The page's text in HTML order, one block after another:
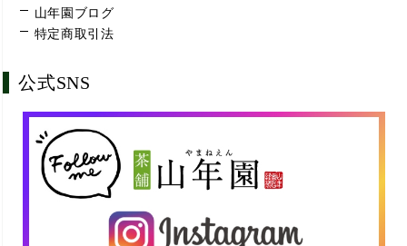
山年園ブログ
特定商取引法
公式SNS